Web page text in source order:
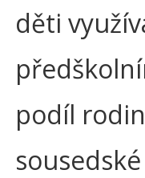
děti
podíl